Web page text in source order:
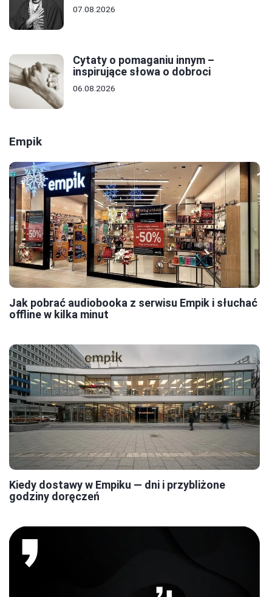
07.08.2026
Cytaty o pomaganiu innym –
inspirujące słowa o dobroci
06.08.2026
Empik
Jak pobrać audiobooka z serwisu Empik i słuchać
offline w kilka minut
Kiedy dostawy w Empiku — dni i przybliżone
godziny doręczeń